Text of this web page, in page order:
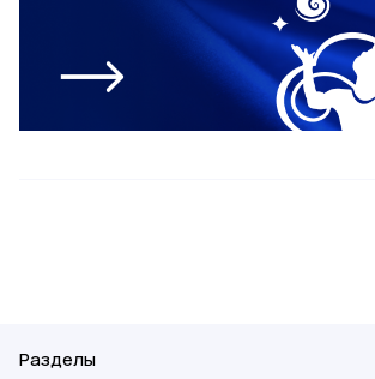
Разделы